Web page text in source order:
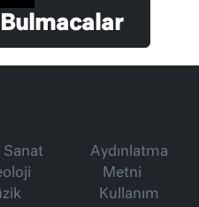
Sanat
Aydınlatma
Metni
Kullanım